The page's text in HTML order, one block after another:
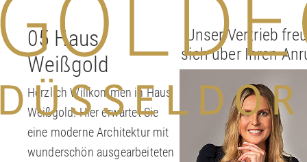
05 Haus
Weißgold
Herzlich Willkommen in Haus
Weißgold. Hier erwartet Sie
eine moderne Architektur mit
wunderschön ausgearbeiteten
Unser Vertrieb
sich über Ihren